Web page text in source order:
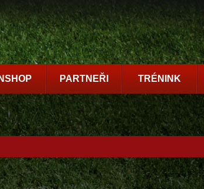
PARTNEŘI TRÉNINK